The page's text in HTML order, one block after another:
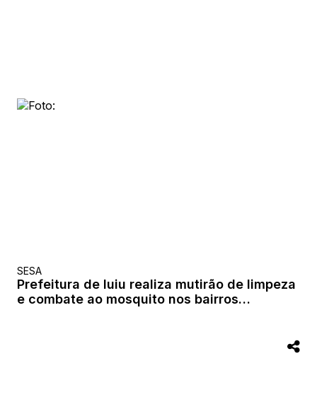
SESA
Prefeitura de Iuiu realiza mutirão de limpeza
e combate ao mosquito nos bairros